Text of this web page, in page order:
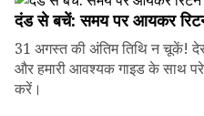
दंड से बचें: समय पर आयकर
31 अगस्त की अंतिम तिथि न चूकें!
और हमारी आवश्यक गाइड के साथ
करें।